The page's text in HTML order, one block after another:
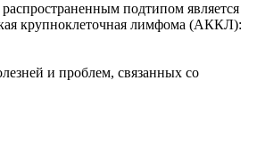
подтипом является
крупноклеточная лимфома (АККЛ):
и проблем, связанных со